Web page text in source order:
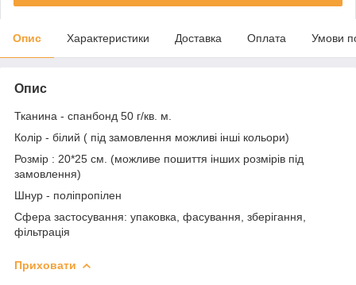
Опис Характеристики Доставка Оплата Умови
Опис
Тканина - спанбонд 50 г/кв. м.
Колір - білий ( під замовлення можливі інші кольори)
Розмір : 20*25 см. (можливе пошиття інших розмірів під
замовлення)
Шнур - поліпропілен
Сфера застосування: упаковка, фасування, зберігання,
фільтрація
Приховати